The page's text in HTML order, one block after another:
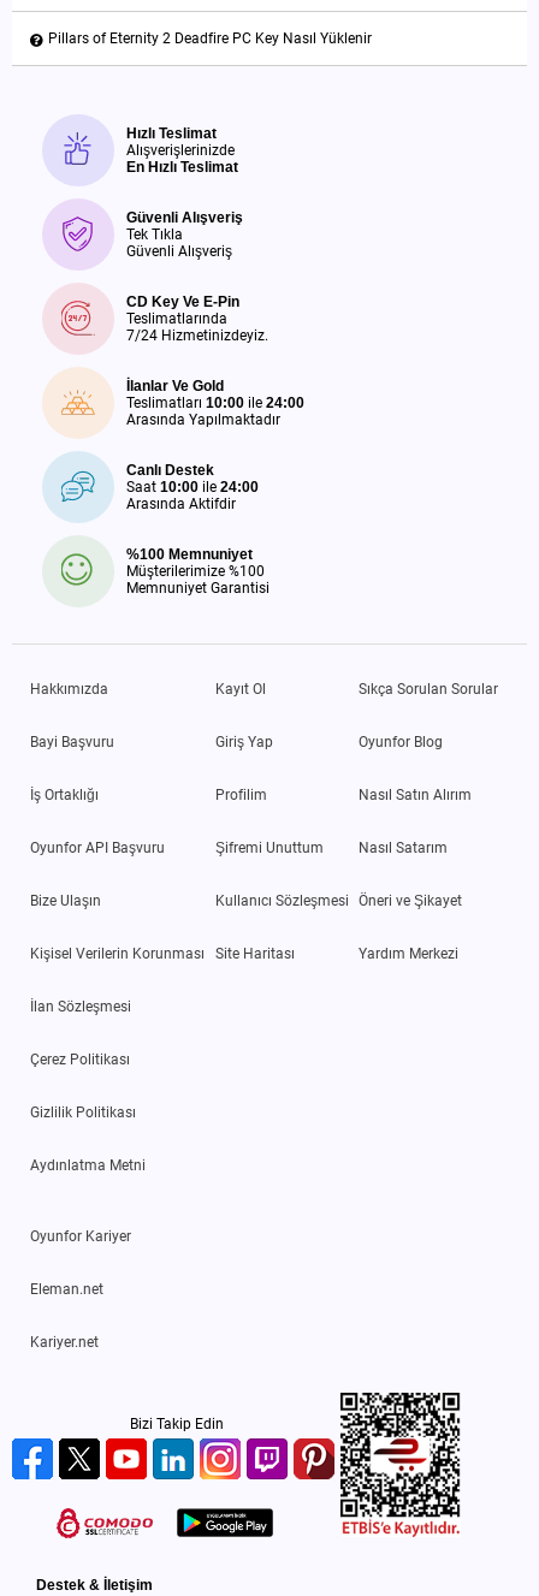
Pillars of Eternity 2 Deadfire PC Key Nasıl Yüklenir
Hızlı Teslimat
Alışverişlerinizde
En Hızlı Teslimat
Güvenli Alışveriş
Tek Tıkla
Güvenli Alışveriş
CD Key Ve E-Pin
Teslimatlarında
7/24 Hizmetinizdeyiz.
İlanlar Ve Gold
Teslimatları 10:00 ile 24:00
Arasında Yapılmaktadır
Canlı Destek
Saat 10:00 ile 24:00
Arasında Aktifdir
%100 Memnuniyet
Müşterilerimize %100
Memnuniyet Garantisi
Hakkımızda
Bayi Başvuru
İş Ortaklığı
Oyunfor API Başvuru
Bize Ulaşın
Kişisel Verilerin Korunması
İlan Sözleşmesi
Çerez Politikası
Gizlilik Politikası
Aydınlatma Metni
Kayıt Ol
Giriş Yap
Profilim
Şifremi Unuttum
Kullanıcı Sözleşmesi
Site Haritası
Sıkça Sorulan Sorular
Oyunfor Blog
Nasıl Satın Alırım
Nasıl Satarım
Öneri ve Şikayet
Yardım Merkezi
Oyunfor Kariyer
Eleman.net
Kariyer.net
Bizi Takip Edin
Destek & İletişim